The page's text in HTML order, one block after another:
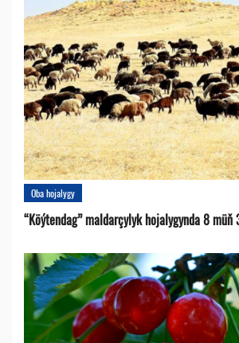
Oba hojalygy
“Köýtendag” maldarçylyk hojalygynda 8 müň